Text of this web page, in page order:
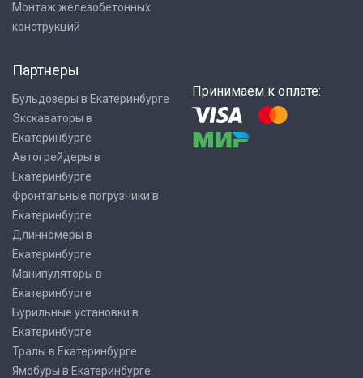
Монтаж железобетонных
конструкций
Партнеры
Бульдозеры в Екатеринбурге
Экскаваторы в
Екатеринбурге
Автогрейдеры в
Екатеринбурге
Фронтальные погрузчики в
Екатеринбурге
Длинномеры в
Екатеринбурге
Манипуляторы в
Екатеринбурге
Бурильные установки в
Екатеринбурге
Тралы в Екатеринбурге
Ямобуры в Екатеринбурге
Принимаем к оплате: